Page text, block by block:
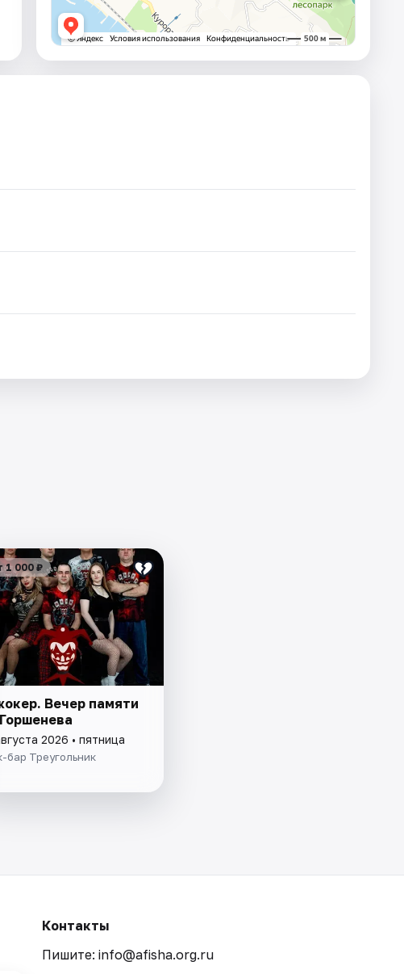
1 000 ₽
Вечер памяти
2026 • пятница
бар Треугольник
Контакты
Пишите: info@afisha.org.ru